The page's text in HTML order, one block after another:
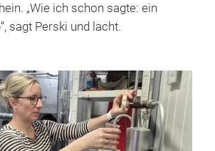
„Wie ich schon sagte: ein
sagt Perski und lacht.